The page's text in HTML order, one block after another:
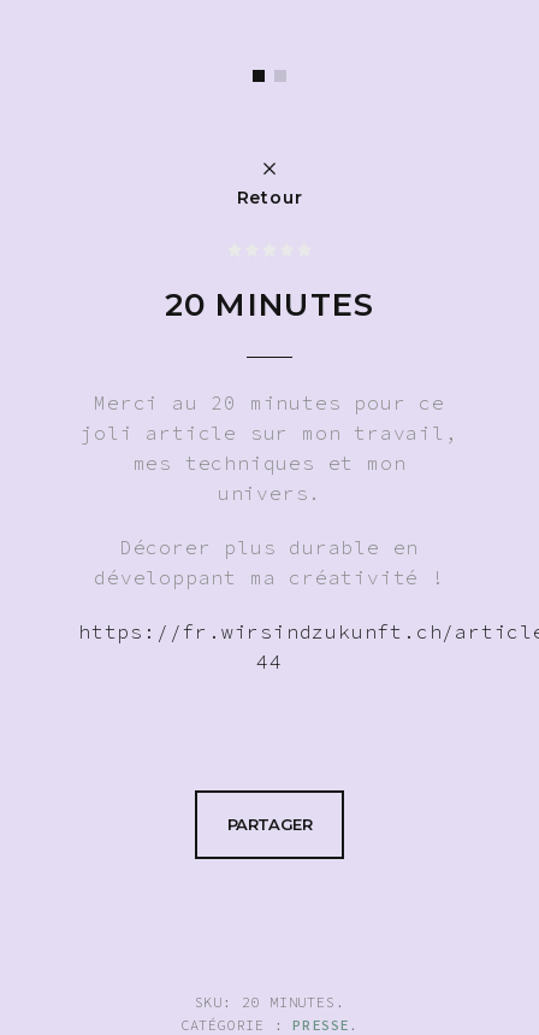
Retour
20 MINUTES
Merci au 20 minutes pour ce
joli article sur mon travail,
mes techniques et mon
univers.
Décorer plus durable en
développant ma créativité !
https://fr.wirsindzukunft.ch/
44
PARTAGER
SKU: 20 MINUTES .
CATÉGORIE :PRESSE .